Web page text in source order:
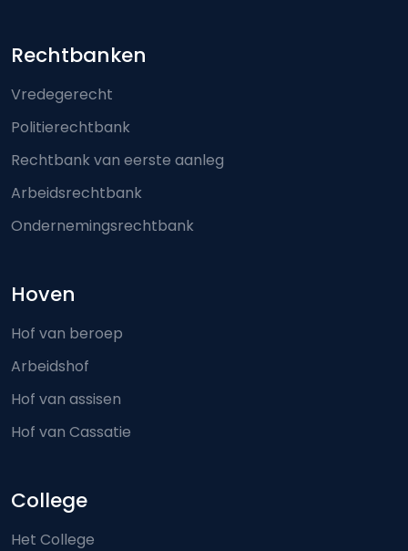
Footer-menu
Rechtbanken
Vredegerecht
Politierechtbank
Rechtbank van eerste aanleg
Arbeidsrechtbank
Ondernemingsrechtbank
Hoven
Hof van beroep
Arbeidshof
Hof van assisen
Hof van Cassatie
College
Het College